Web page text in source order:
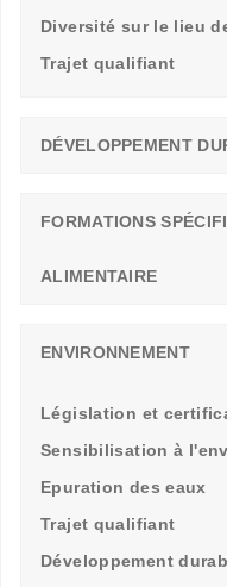
Diversité sur le lieu
Trajet qualifiant
DÉVELOPPEMENT
FORMATIONS
ALIMENTAIRE
ENVIRONNEMENT
Législation et
Sensibilisation à
Epuration des eaux
Trajet qualifiant
Développement